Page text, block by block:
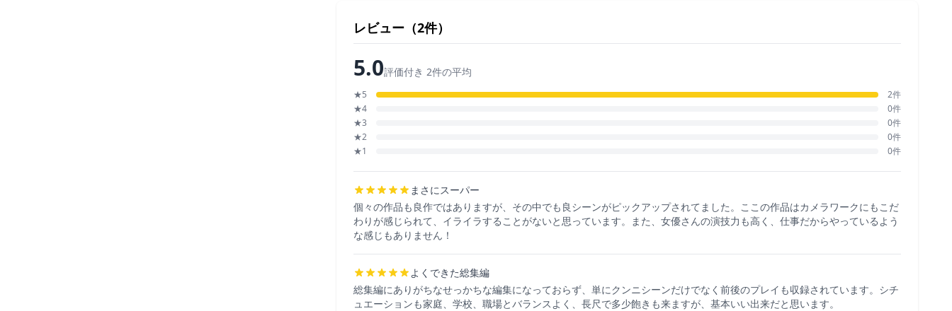
レビュー（2件）
5.0評価付き 2件の平均
★5
2件
★4
0件
★3
0件
★2
0件
★1
0件
まさにスーパー
個々の作品も良作ではありますが、その中でも良シーンがピックアップされてました。ここの作品はカメラワークにもこだ
わりが感じられて、イライラすることがないと思っています。また、女優さんの演技力も高く、仕事だからやっているよう
な感じもありません！
よくできた総集編
総集編にありがちなせっかちな編集になっておらず、単にクンニシーンだけでなく前後のプレイも収録されています。シチ
ュエーションも家庭、学校、職場とバランスよく、長尺で多少飽きも来ますが、基本いい出来だと思います。